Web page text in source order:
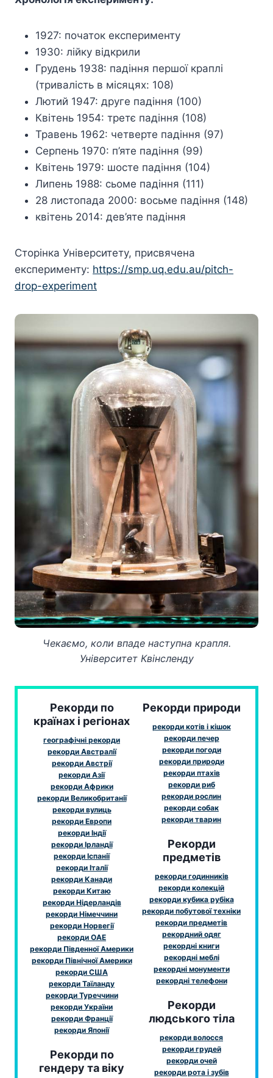
1927: початок експерименту
1930: лійку відкрили
Грудень 1938: падіння першої краплі
(тривалість в місяцях: 108)
Лютий 1947: друге падіння (100)
Квітень 1954: третє падіння (108)
Травень 1962: четверте падіння (97)
Серпень 1970: п’яте падіння (99)
Квітень 1979: шосте падіння (104)
Липень 1988: сьоме падіння (111)
28 листопада 2000: восьме падіння (148)
квітень 2014: дев’яте падіння
Сторінка Університету, присвячена
експерименту: https://smp.uq.edu.au/pitch-
drop-experiment
Чекаємо, коли впаде наступна крапля.
Університет Квінсленду
Рекорди по
країнах і регіонах
географічні рекорди
рекорди Австралії
рекорди Австрії
рекорди Азії
рекорди Африки
рекорди Великобританії
рекорди вулиць
рекорди Европи
рекорди Індії
рекорди Ірландії
рекорди Іспанії
рекорди Італії
рекорди Канади
рекорди Китаю
рекорди Нідерландів
рекорди Німеччини
рекорди Норвегії
рекорди ОАЕ
рекорди Південної Америки
рекорди Північної Америки
рекорди США
рекорди Таїланду
рекорди Туреччини
рекорди України
рекорди Франції
рекорди Японії
Рекорди по
гендеру та віку
Рекорди природи
рекорди котів і кішок
рекорди печер
рекорди погоди
рекорди природи
рекорди птахів
рекорди риб
рекорди рослин
рекорди собак
рекорди тварин
Рекорди
предметів
рекорди годинників
рекорди колекцій
рекорди кубика рубіка
рекорди побутової техніки
рекорди предметів
рекордний одяг
рекордні книги
рекордні меблі
рекордні монументи
рекордні телефони
Рекорди
людського тіла
рекорди волосся
рекорди грудей
рекорди очей
рекорди рота і зубів